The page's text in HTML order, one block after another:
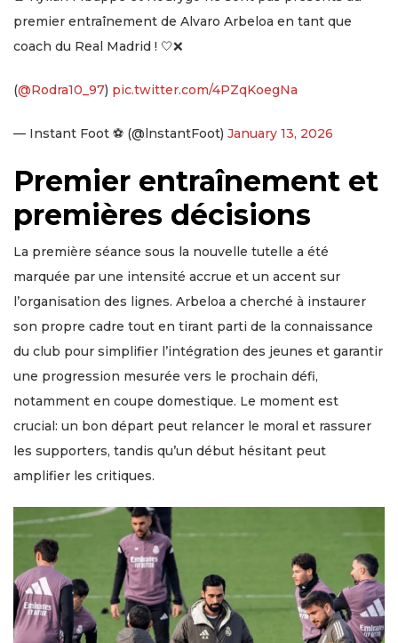
premier entraînement de Alvaro Arbeloa en tant que
coach du Real Madrid ! 🤍❌
(@Rodra10_97) pic.twitter.com/4PZqKoegNa
— Instant Foot ⚽️ (@lnstantFoot) January 13, 2026
Premier entraînement et
premières décisions
La première séance sous la nouvelle tutelle a été
marquée par une intensité accrue et un accent sur
l’organisation des lignes. Arbeloa a cherché à instaurer
son propre cadre tout en tirant parti de la connaissance
du club pour simplifier l’intégration des jeunes et garantir
une progression mesurée vers le prochain défi,
notamment en coupe domestique. Le moment est
crucial: un bon départ peut relancer le moral et rassurer
les supporters, tandis qu’un début hésitant peut
amplifier les critiques.